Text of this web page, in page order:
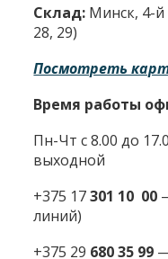
Склад: Минск, 4-
28, 29)
Посмотреть
Время работы
Пн-Чт с 8.00 до
выходной
+375 17301 10 00
линий)
+375 29 680 35 99